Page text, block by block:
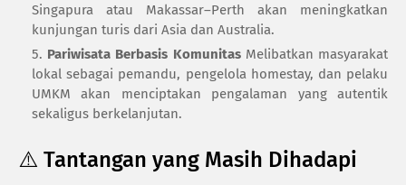
Singapura atau Makassar–Perth akan meningkatkan
kunjungan turis dari Asia dan Australia.
Pariwisata Berbasis Komunitas Melibatkan masyarakat
lokal sebagai pemandu, pengelola homestay, dan pelaku
UMKM akan menciptakan pengalaman yang autentik
sekaligus berkelanjutan.
⚠️ Tantangan yang Masih Dihadapi